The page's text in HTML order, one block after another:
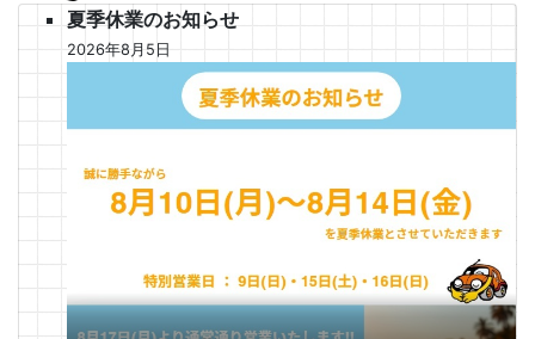
夏季休業のお知らせ
2026年8月5日